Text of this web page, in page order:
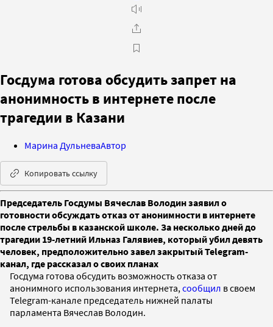
Госдума готова обсудить запрет на
анонимность в интернете после
трагедии в Казани
Марина ДульневаАвтор
Копировать ссылку
Председатель Госдумы Вячеслав Володин заявил о
готовности обсуждать отказ от анонимности в интернете
после стрельбы в казанской школе. За несколько дней до
трагедии 19-летний Ильназ Галявиев, который убил девять
человек, предположительно завел закрытый Telegram-
канал, где рассказал о своих планах
Госдума готова обсудить возможность отказа от
анонимного использования интернета, сообщил в своем
Telegram-канале председатель нижней палаты
парламента Вячеслав Володин.